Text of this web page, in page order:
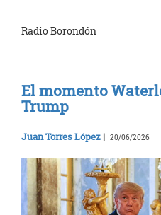
Radio Borondón
El momento
Trump
Juan Torres López | 20/06/2026